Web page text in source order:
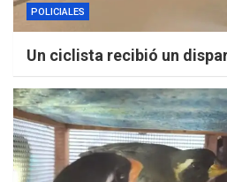
POLICIALES
Un ciclista recibió un